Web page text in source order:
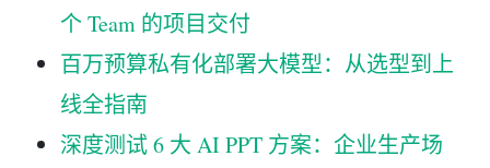
个 Team 的项目交付
百万预算私有化部署大模型：从选型到上
线全指南
深度测试 6 大 AI PPT 方案：企业生产场